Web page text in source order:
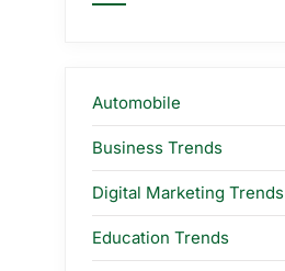
Automobile
Business Trends
Digital Marketing Trends
Education Trends